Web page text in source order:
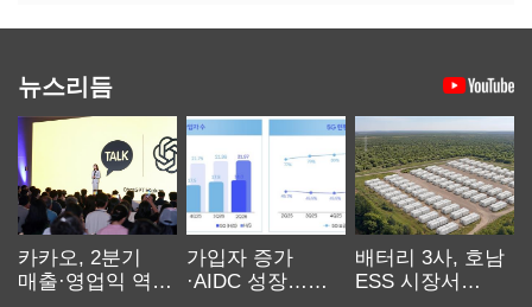
뉴스리듬
카카오, 2분기
매출·영업익 역대
가입자 증가
·AIDC 성장…
배터리 3사, 호남
ESS 시장서